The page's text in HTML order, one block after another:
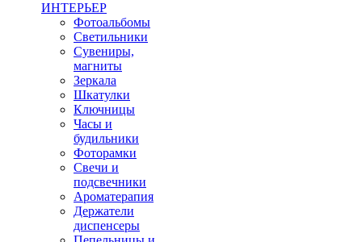
ИНТЕРЬЕР
Фотоальбомы
Светильники
Сувениры,
магниты
Зеркала
Шкатулки
Ключницы
Часы и
будильники
Фоторамки
Свечи и
подсвечники
Ароматерапия
Держатели
диспенсеры